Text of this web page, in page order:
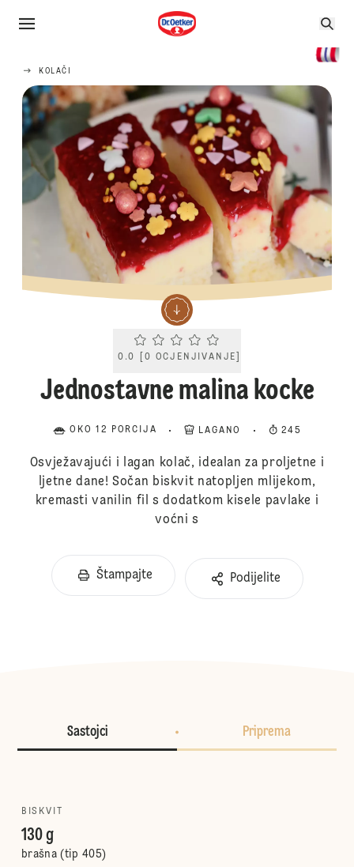
KOLAČI
Current rating 0.0. Click to rate.
0.0 [0 OCJENJIVANJE
Jednostavne malina kocke
OKO 12 PORCIJA LAGANO 245
Osvježavajući i lagan kolač, idealan za proljetne i
ljetne dane! Sočan biskvit natopljen mlijekom,
kremasti vanilin fil s dodatkom kisele pavlake i
voćni s
Štampajte Podijelite
Sastojci Priprema
BISKVIT
130 g
brašna (tip 405)